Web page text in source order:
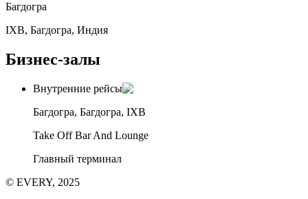
Багдогра
IXB, Багдогра, Индия
Бизнес-залы
Внутренние рейсы
Багдогра, Багдогра, IXB
Take Off Bar And Lounge
Главный терминал
© EVERY, 2025